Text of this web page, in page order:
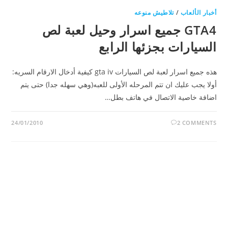
أخبار الألعاب /تلاطيش منوعه
GTA4 جميع اسرار وحيل لعبة لص
السيارات بجزئها الرابع
هذه جميع اسرار لعبة لص السيارات gta iv كيفية أدخال الارقام السريه:
أولا يجب عليك ان تتم المرحله الأولى للعبه(وهي سهله جدا) حتى يتم
اضافة خاصية الاتصال في هاتف بطل…
2 COMMENTS
24/01/2010